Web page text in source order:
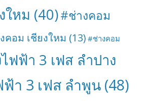
ใหม (40)#ช่างคอม
คอม เชียงใหม (13) #ช่างคอม
ฟฟ้า 3 เฟส ลำปาง
า 3 เฟส ลำพูน (48)